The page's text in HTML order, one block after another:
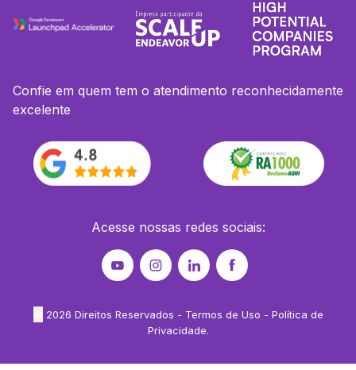
Confie em quem tem o atendimento reconhecidamente
excelente
Acesse nossas redes sociais:
2026 Direitos Reservados - Termos de Uso - Política de
Privacidade.